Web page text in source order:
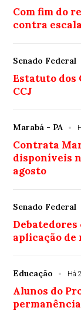
Com fim do
contra
Senado Federal
Estatuto dos
CCJ
Marabá - PA
Contrata
disponíveis
agosto
Senado Federal
aplicação de
Educação Há
Alunos do
permanência